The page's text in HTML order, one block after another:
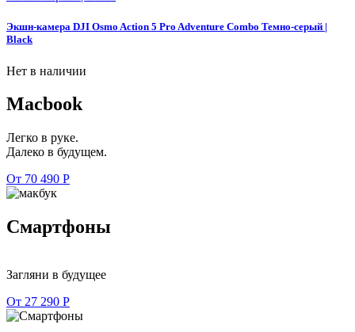
Экшн-камера DJI Osmo Action 5 Pro Adventure Combo Темно-серый |
Black
Нет в наличии
Macbook
Легко в руке.
Далеко в будущем.
От 70 490 Р
Смартфоны
Загляни в будущее
От 27 290 Р